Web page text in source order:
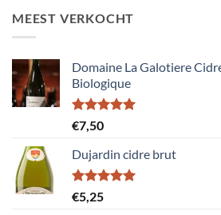
MEEST VERKOCHT
Domaine La Galotiere
Biologique
Gewaardeerd
5.00
€7,50
Dujardin cidre brut
Gewaardeerd
5.00
€5,25